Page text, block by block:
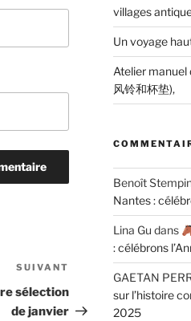
suivant
SUIVANT
sélection
de janvier
villages
Un voyage
Atelier manuel
风铃和杯垫),
Benoît
Nantes :
Lina Gu dans
: célébrons
GAETAN
sur l’histoire
2025